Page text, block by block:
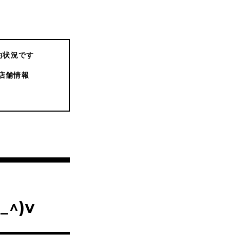
状況です
舗情報